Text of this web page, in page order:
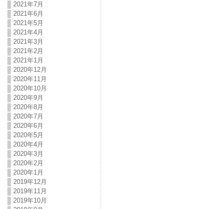
2021年7月
2021年6月
2021年5月
2021年4月
2021年3月
2021年2月
2021年1月
2020年12月
2020年11月
2020年10月
2020年9月
2020年8月
2020年7月
2020年6月
2020年5月
2020年4月
2020年3月
2020年2月
2020年1月
2019年12月
2019年11月
2019年10月